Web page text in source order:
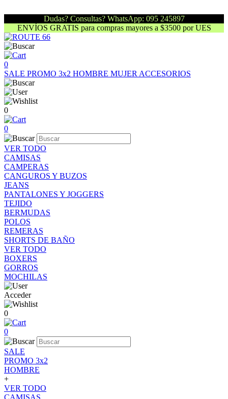
Dudas? Consultas? WhatsApp: 095 245897
ENVÍOS GRATIS para compras mayores a $3500 por UES
0
SALE PROMO 3x2 HOMBRE MUJER ACCESORIOS
0
0
VER TODO
CAMISAS
CAMPERAS
CANGUROS Y BUZOS
JEANS
PANTALONES Y JOGGERS
TEJIDO
BERMUDAS
POLOS
REMERAS
SHORTS DE BAÑO
VER TODO
BOXERS
GORROS
MOCHILAS
Acceder
0
0
SALE
PROMO 3x2
HOMBRE
+
VER TODO
CAMISAS